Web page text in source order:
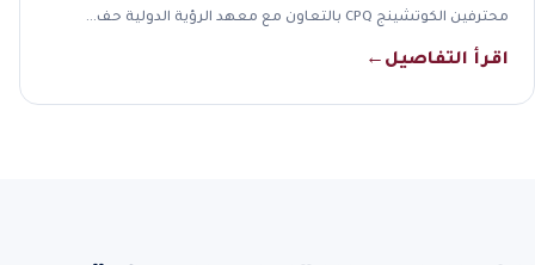
محترفين الكوتشينج CPQ بالتعاون مع معهد الرؤية الدولية حف…
اقرأ التفاصيل ←